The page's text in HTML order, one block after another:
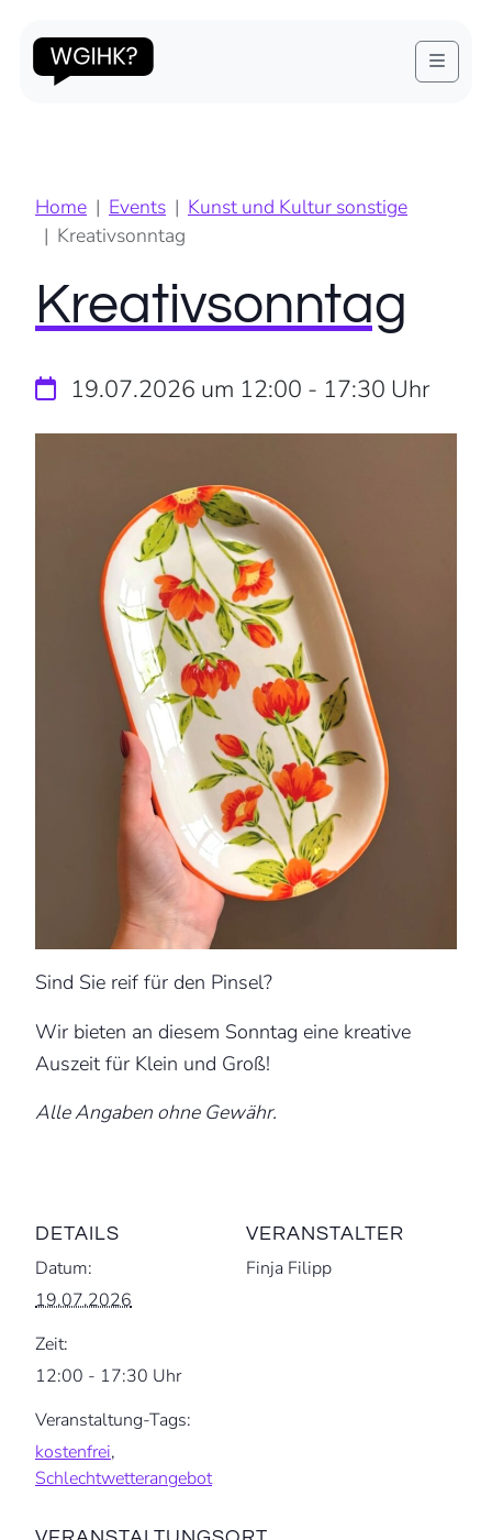
Menu
Diese Veranstaltung hat bereits stattgefunden.
Home Events
Kunst und Kultur sonstige
Kreativsonntag
Kreativsonntag
19.07.2026 um 12:00 - 17:30 Uhr
Sind Sie reif für den Pinsel?
Wir bieten an diesem Sonntag eine kreative
Auszeit für Klein und Groß!
Alle Angaben ohne Gewähr.
DETAILS
Datum:
19.07.2026
Zeit:
12:00 - 17:30 Uhr
Veranstaltung-Tags:
kostenfrei,
Schlechtwetterangebot
VERANSTALTER
Finja Filipp